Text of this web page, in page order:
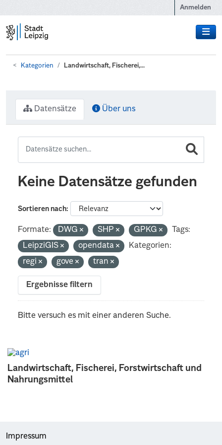
Anmelden
Kategorien Landwirtschaft, Fischerei,...
Landwirtschaft, Fischerei, Forstwirtschaft und
Nahrungsmittel
Datensätze Über uns
Keine Datensätze gefunden
Sortieren nach
Formate: DWG SHP GPKG
Tags:
LeipziGIS
opendata
Kategorien:
regi
gove tran
Ergebnisse filtern
Bitte versuch es mit einer anderen Suche.
Impressum